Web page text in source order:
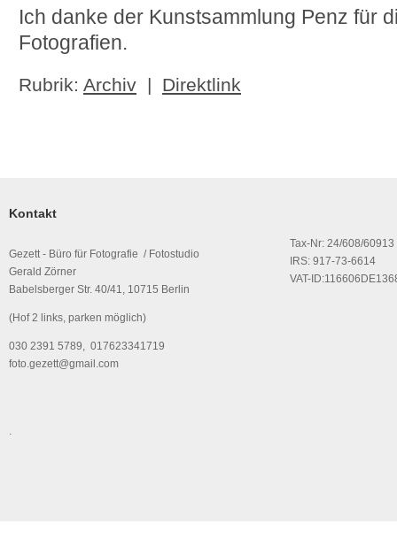
Ich danke der Kunstsammlung Penz für
Fotografien.
Rubrik: Archiv | Direktlink
Kontakt
Gezett - Büro für Fotografie / Fotostudio
Gerald Zörner
Babelsberger Str. 40/41, 10715 Berlin
(Hof 2 links, parken möglich)
030 2391 5789, 017623341719
foto.gezett@gmail.com
Tax-Nr: 24/608/60913
IRS: 917-73-6614
VAT-
.